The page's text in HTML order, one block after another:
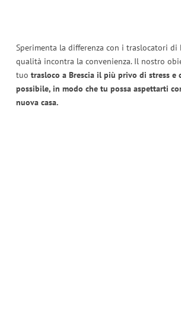
Sperimenta la differenza con i traslocatori di
qualità incontra la convenienza. Il nostro
tuo trasloco a Brescia il più privo di stress e
possibile, in modo che tu possa aspettarti
nuova casa.